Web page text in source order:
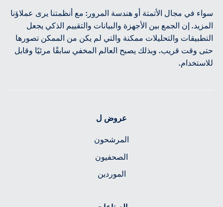
سواء في مجال الأتمتة أو هندسة المرور: مع أنظمتنا يرى عملاؤنا
المزيد. إن الجمع بين الأجهزة والبيانات والتقييم الذكي يجعل
التطبيقات والتحليلات ممكنة والتي لم يكن من الممكن تصورها
حتى وقت قريب. وبذلك يصبح العالم المخفي سابقًا مرئيًا وقابل
للاستخدام.
عروض ل
المرشحون
الصحفيون
الموردين